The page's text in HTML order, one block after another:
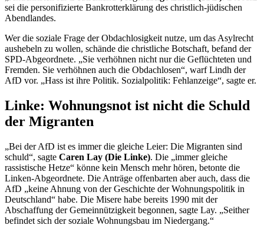
sei die personifizierte Bankrotterklärung des christlich-jüdischen
Abendlandes.
Wer die soziale Frage der Obdachlosigkeit nutze, um das Asylrecht
aushebeln zu wollen, schände die christliche Botschaft, befand der
SPD-Abgeordnete. „Sie verhöhnen nicht nur die Geflüchteten und
Fremden. Sie verhöhnen auch die Obdachlosen“, warf Lindh der
AfD vor. „Hass ist ihre Politik. Sozialpolitik: Fehlanzeige“, sagte er.
Linke: Wohnungsnot ist nicht die Schuld
der Migranten
„Bei der AfD ist es immer die gleiche Leier: Die Migranten sind
schuld“, sagte Caren Lay (Die Linke). Die „immer gleiche
rassistische Hetze“ könne kein Mensch mehr hören, betonte die
Linken-Abgeordnete. Die Anträge offenbarten aber auch, dass die
AfD „keine Ahnung von der Geschichte der Wohnungspolitik in
Deutschland“ habe. Die Misere habe bereits 1990 mit der
Abschaffung der Gemeinnützigkeit begonnen, sagte Lay. „Seither
befindet sich der soziale Wohnungsbau im Niedergang.“